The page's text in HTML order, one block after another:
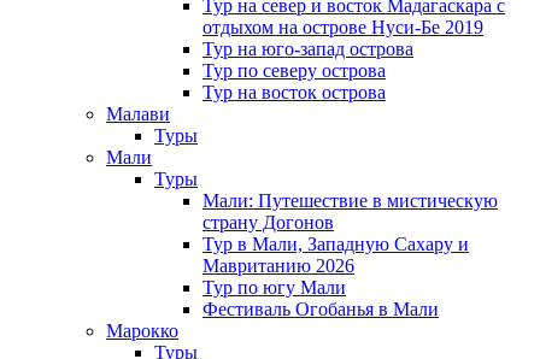
Тур на север и восток Мадагаскара с
отдыхом на острове Нуси-Бе 2019
Тур на юго-запад острова
Тур по северу острова
Тур на восток острова
Малави
Туры
Мали
Туры
Мали: Путешествие в мистическую
страну Догонов
Тур в Мали, Западную Сахару и
Мавританию 2026
Тур по югу Мали
Фестиваль Огобанья в Мали
Марокко
Туры